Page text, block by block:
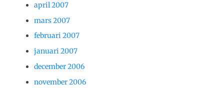
april 2007
mars 2007
februari 2007
januari 2007
december 2006
november 2006